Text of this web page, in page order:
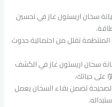
سخان اريستون غاز في تحسين
المنتظمة تقلل من احتمالية حدوث
سخان اريستون غاز في الكشف
على حياتك.
الصحيحة تضمن بقاء السخان يعمل